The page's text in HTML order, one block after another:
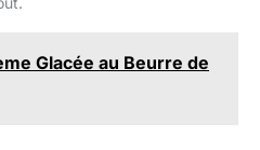
Glacée au Beurre de